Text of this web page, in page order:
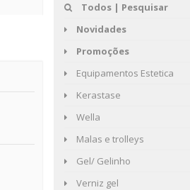
Todos | Pesquisar
Novidades
Promoções
Equipamentos Estetica
Kerastase
Wella
Malas e trolleys
Gel/ Gelinho
Verniz gel